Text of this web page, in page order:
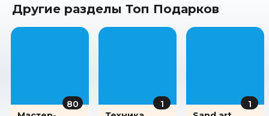
Другие разделы Топ Подарков
80
1
1